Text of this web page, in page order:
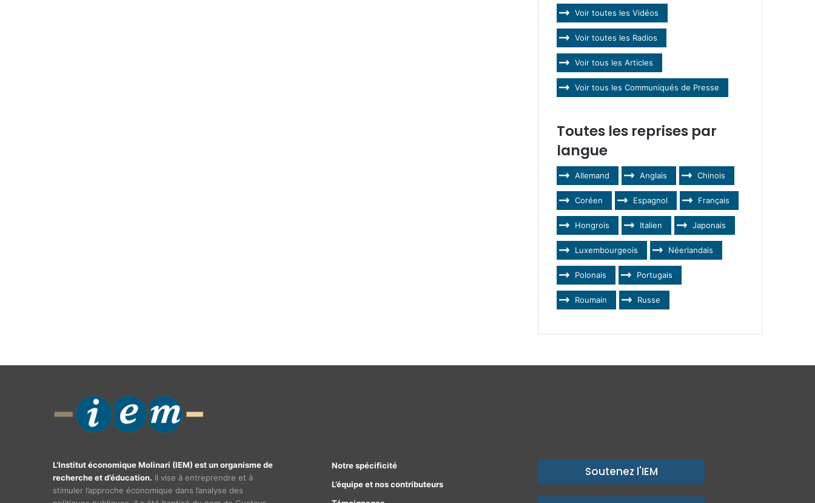
Voir toutes les Vidéos
Voir toutes les Radios
Voir tous les Articles
Voir tous les Communiqués de Presse
Toutes les reprises par
langue
Allemand Anglais Chinois
Coréen Espagnol Français
Hongrois Italien Japonais
Luxembourgeois Néerlandais
Polonais Portugais
Roumain Russe
L’Institut économique Molinari (IEM) est un organisme de
recherche et d’éducation. Il vise à entreprendre et à
stimuler l’approche économique dans l’analyse des
Notre spécificité
L’équipe et nos contributeurs
Soutenez l'IEM